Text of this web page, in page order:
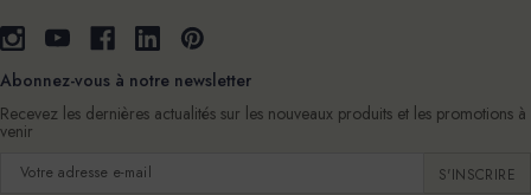
Abonnez-vous à notre newsletter
Recevez les dernières actualités sur les nouveaux produits et les promotions à
venir
Adresse